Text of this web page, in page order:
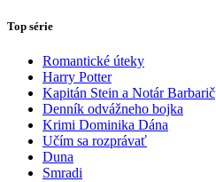
Top série
Romantické úteky
Harry Potter
Kapitán Stein a Notár Barbarič
Denník odvážneho bojka
Krimi Dominika Dána
Učím sa rozprávať
Duna
Smradi